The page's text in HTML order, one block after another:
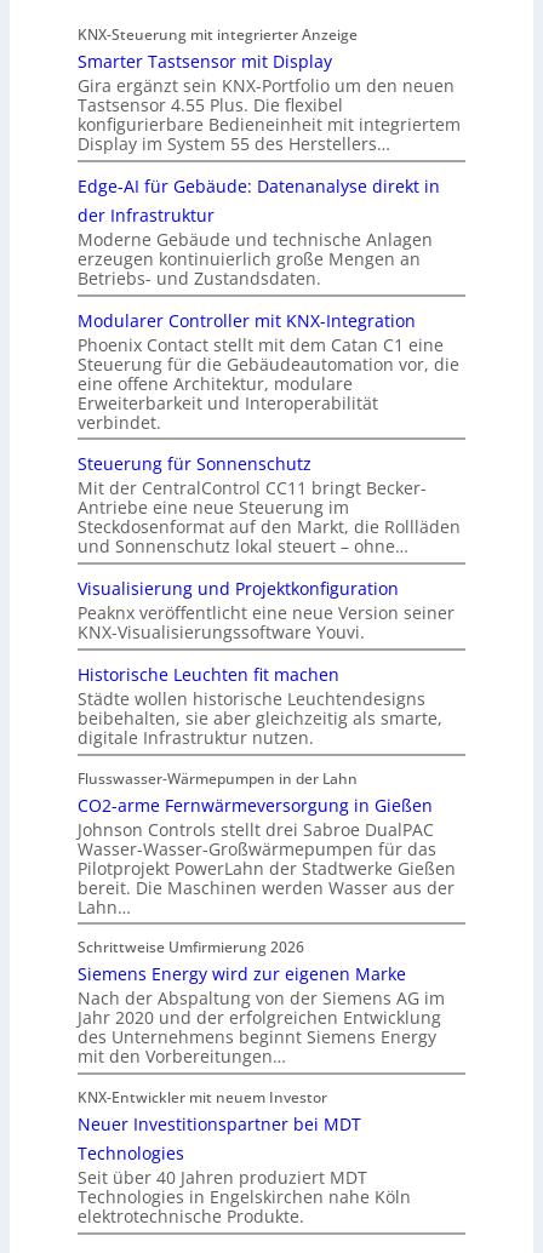
KNX-Steuerung mit integrierter Anzeige
Smarter Tastsensor mit Display
Gira ergänzt sein KNX-Portfolio um den neuen
Tastsensor 4.55 Plus. Die flexibel
konfigurierbare Bedieneinheit mit integriertem
Display im System 55 des Herstellers…
Edge-AI für Gebäude: Datenanalyse direkt in
der Infrastruktur
Moderne Gebäude und technische Anlagen
erzeugen kontinuierlich große Mengen an
Betriebs- und Zustandsdaten.
Modularer Controller mit KNX-Integration
Phoenix Contact stellt mit dem Catan C1 eine
Steuerung für die Gebäudeautomation vor, die
eine offene Architektur, modulare
Erweiterbarkeit und Interoperabilität
verbindet.
Steuerung für Sonnenschutz
Mit der CentralControl CC11 bringt Becker-
Antriebe eine neue Steuerung im
Steckdosenformat auf den Markt, die Rollläden
und Sonnenschutz lokal steuert – ohne…
Visualisierung und Projektkonfiguration
Peaknx veröffentlicht eine neue Version seiner
KNX-Visualisierungssoftware Youvi.
Historische Leuchten fit machen
Städte wollen historische Leuchtendesigns
beibehalten, sie aber gleichzeitig als smarte,
digitale Infrastruktur nutzen.
Flusswasser-Wärmepumpen in der Lahn
CO2-arme Fernwärmeversorgung in Gießen
Johnson Controls stellt drei Sabroe DualPAC
Wasser-Wasser-Großwärmepumpen für das
Pilotprojekt PowerLahn der Stadtwerke Gießen
bereit. Die Maschinen werden Wasser aus der
Lahn…
Schrittweise Umfirmierung 2026
Siemens Energy wird zur eigenen Marke
Nach der Abspaltung von der Siemens AG im
Jahr 2020 und der erfolgreichen Entwicklung
des Unternehmens beginnt Siemens Energy
mit den Vorbereitungen…
KNX-Entwickler mit neuem Investor
Neuer Investitionspartner bei MDT
Technologies
Seit über 40 Jahren produziert MDT
Technologies in Engelskirchen nahe Köln
elektrotechnische Produkte.